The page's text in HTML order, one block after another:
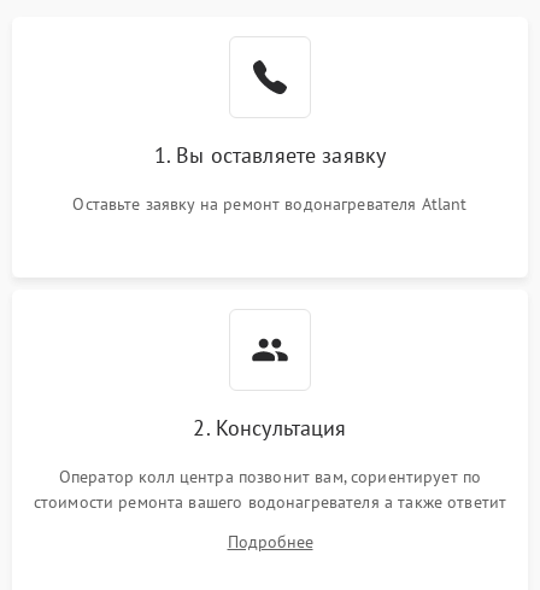
1. Вы оставляете заявку
Оставьте заявку на ремонт водонагревателя Atlant
2. Консультация
Оператор колл центра позвонит вам, сориентирует по
стоимости ремонта вашего водонагревателя а также ответит
Подробнее